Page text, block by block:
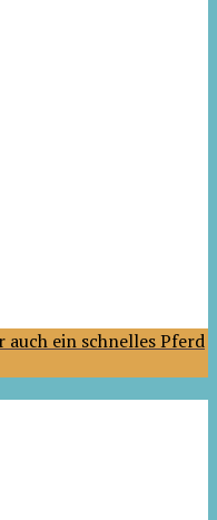
auch ein schnelles Pferd